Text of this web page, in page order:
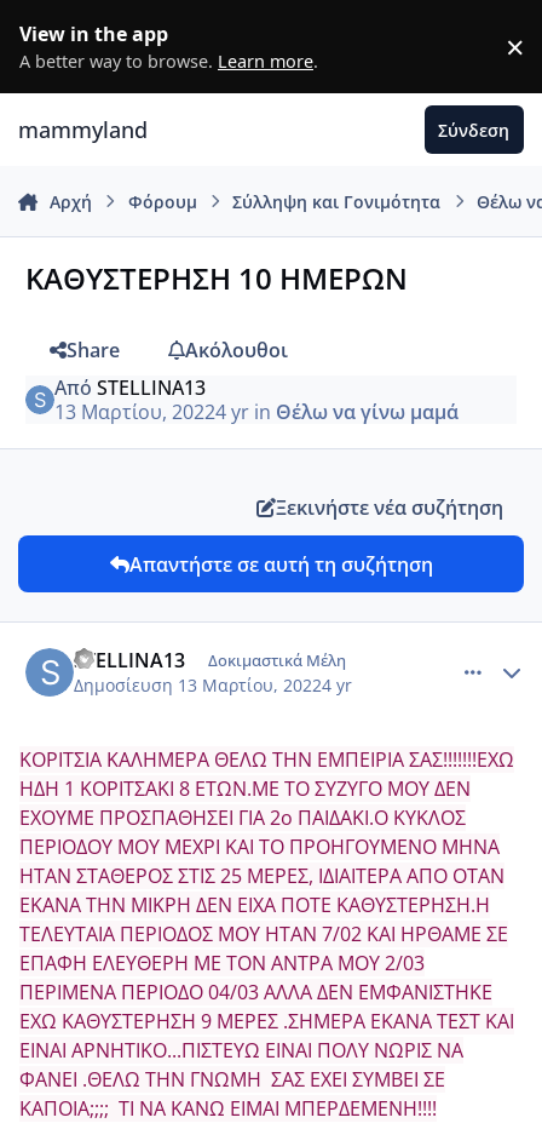
View in the app
A better way to browse. Learn more. ×
mammyland Σύνδεση
Αρχή Φόρουμ Σύλληψη και Γονιμότητα Θέλω
ΚΑΘΥΣΤΕΡΗΣΗ 10 ΗΜΕΡΩΝ
Share
Ακόλουθοι
Από STELLINA13
13 Μαρτίου, 20224 yrin Θέλω να γίνω μαμά
Ξεκινήστε νέα συζήτηση
Απαντήστε σε αυτή τη συζήτηση
STELLINA13 Δοκιμαστικά Μέλη
Δημοσίευση 13 Μαρτίου, 20224 yr
ΚΟΡΙΤΣΙΑ ΚΑΛΗΜΕΡΑ ΘΕΛΩ ΤΗΝ ΕΜΠΕΙΡΙΑ ΣΑΣ!!!!!!!ΕΧΩ
ΗΔΗ 1 ΚΟΡΙΤΣΑΚΙ 8 ΕΤΩΝ.ΜΕ ΤΟ ΣΥΖΥΓΟ ΜΟΥ ΔΕΝ
ΕΧΟΥΜΕ ΠΡΟΣΠΑΘΗΣΕΙ ΓΙΑ 2ο ΠΑΙΔΑΚΙ.Ο ΚΥΚΛΟΣ
ΠΕΡΙΟΔΟΥ ΜΟΥ ΜΕΧΡΙ ΚΑΙ ΤΟ ΠΡΟΗΓΟΥΜΕΝΟ ΜΗΝΑ
ΗΤΑΝ ΣΤΑΘΕΡΟΣ ΣΤΙΣ 25 ΜΕΡΕΣ, ΙΔΙΑΙΤΕΡΑ ΑΠΟ ΟΤΑΝ
ΕΚΑΝΑ ΤΗΝ ΜΙΚΡΗ ΔΕΝ ΕΙΧΑ ΠΟΤΕ ΚΑΘΥΣΤΕΡΗΣΗ.Η
ΤΕΛΕΥΤΑΙΑ ΠΕΡΙΟΔΟΣ ΜΟΥ ΗΤΑΝ 7/02 ΚΑΙ ΗΡΘΑΜΕ ΣΕ
ΕΠΑΦΗ ΕΛΕΥΘΕΡΗ ΜΕ ΤΟΝ ΑΝΤΡΑ ΜΟΥ 2/03
ΠΕΡΙΜΕΝΑ ΠΕΡΙΟΔΟ 04/03 ΑΛΛΑ ΔΕΝ ΕΜΦΑΝΙΣΤΗΚΕ
ΕΧΩ ΚΑΘΥΣΤΕΡΗΣΗ 9 ΜΕΡΕΣ .ΣΗΜΕΡΑ ΕΚΑΝΑ ΤΕΣΤ ΚΑΙ
ΕΙΝΑΙ ΑΡΝΗΤΙΚΟ...ΠΙΣΤΕΥΩ ΕΙΝΑΙ ΠΟΛΥ ΝΩΡΙΣ ΝΑ
ΦΑΝΕΙ .ΘΕΛΩ ΤΗΝ ΓΝΩΜΗ ΣΑΣ ΕΧΕΙ ΣΥΜΒΕΙ ΣΕ
ΚΑΠΟΙΑ;;;; ΤΙ ΝΑ ΚΑΝΩ ΕΙΜΑΙ ΜΠΕΡΔΕΜΕΝΗ!!!!